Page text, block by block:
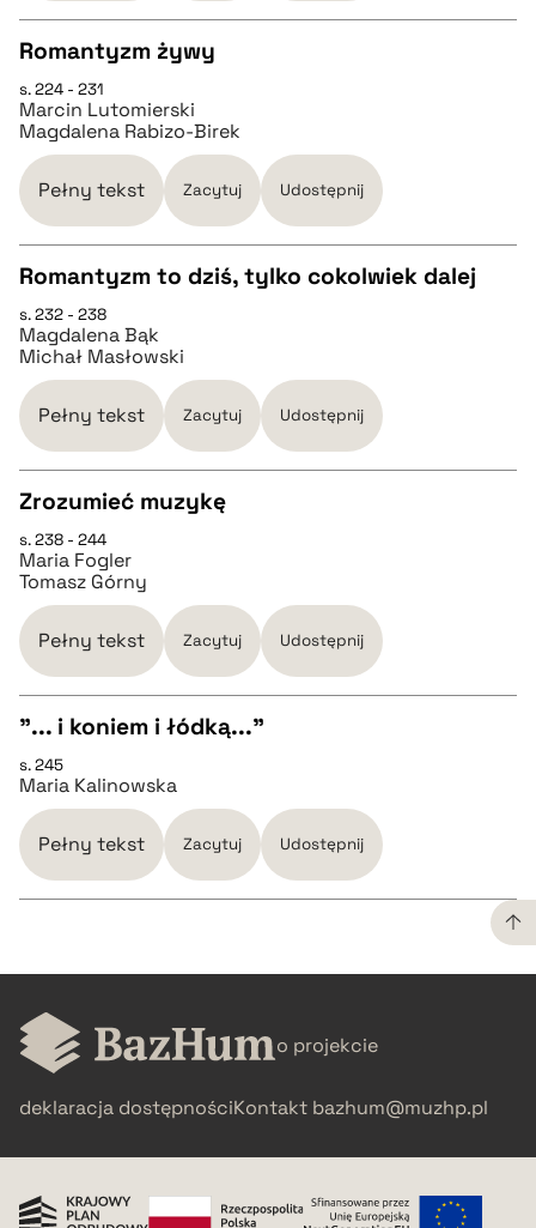
BIBTEX
pobierz cytat
CZYSTY TEKST
pobierz cytat
BIBTEX
pobierz cytat
Romantyzm żywy
s. 224 - 231
Marcin Lutomierski
Magdalena Rabizo-Birek
Pełny tekst Zacytuj Udostępnij
CZYSTY TEKST
pobierz cytat
BIBTEX
pobierz cytat
Romantyzm to dziś, tylko cokolwiek dalej
s. 232 - 238
Magdalena Bąk
Michał Masłowski
Pełny tekst Zacytuj Udostępnij
CZYSTY TEKST
pobierz cytat
BIBTEX
pobierz cytat
Zrozumieć muzykę
s. 238 - 244
Maria Fogler
Tomasz Górny
Pełny tekst Zacytuj Udostępnij
CZYSTY TEKST
pobierz cytat
"... i koniem i łódką..."
s. 245
Maria Kalinowska
Pełny tekst Zacytuj Udostępnij
CZYSTY TEKST
pobierz cytat
BIBTEX
o projekcie
deklaracja dostępnościKontakt bazhum@muzhp.pl